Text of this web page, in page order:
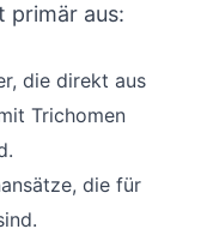
primär aus:
die direkt aus
Trichomen
die für